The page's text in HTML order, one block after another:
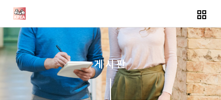
게시판